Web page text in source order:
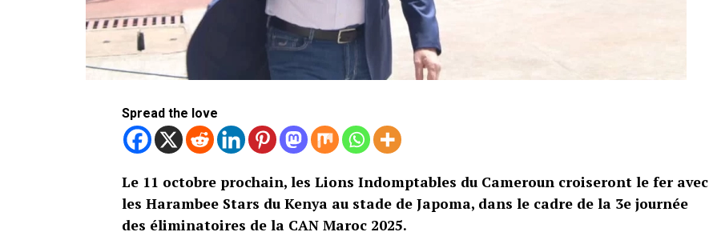
Spread the love
Le 11 octobre prochain, les Lions Indomptables du Cameroun croiseront le fer avec
les Harambee Stars du Kenya au stade de Japoma, dans le cadre de la 3e journée
des éliminatoires de la CAN Maroc 2025.